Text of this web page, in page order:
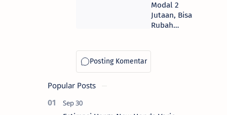
Diskon
Service Untuk
Konsumen
Modal 2
Jutaan, Bisa
Rubah
Popular Posts